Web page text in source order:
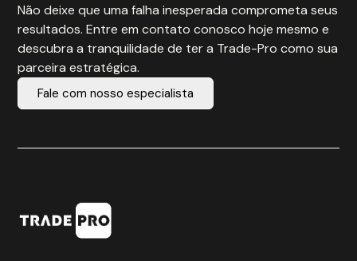
Não deixe que uma falha inesperada comprometa seus
resultados. Entre em contato conosco hoje mesmo e
descubra a tranquilidade de ter a Trade-Pro como sua
parceira estratégica.
Fale com nosso especialista